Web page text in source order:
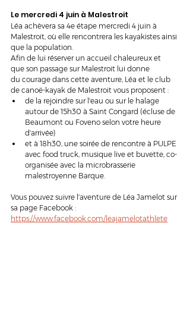
Le mercredi 4 juin à Malestroit
Léa achèvera sa 4e étape mercredi 4 juin à
Malestroit, où elle rencontrera les kayakistes ainsi
que la population.
Afin de lui réserver un accueil chaleureux et
que son passage sur Malestroit lui donne
du courage dans cette aventure, Léa et le club
de canoë-kayak de Malestroit vous proposent :
de la rejoindre sur l'eau ou sur le halage
autour de 15h30 à Saint Congard (écluse de
Beaumont ou Foveno selon votre heure
d'arrivée)
et à 18h30, une soirée de rencontre à PULPE
avec food truck, musique live et buvette, co-
organisée avec la microbrasserie
malestroyenne Barque.
Vous pouvez suivre l'aventure de Léa Jamelot sur
sa page Facebook :
https://www.facebook.com/leajamelotathlete